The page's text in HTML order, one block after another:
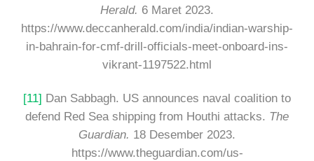
Herald. 6 Maret 2023.
https://www.deccanherald.com/india/indian-warship-
in-bahrain-for-cmf-drill-officials-meet-onboard-ins-
vikrant-1197522.html
[11] Dan Sabbagh. US announces naval coalition to
defend Red Sea shipping from Houthi attacks. The
Guardian. 18 Desember 2023.
https://www.theguardian.com/us-